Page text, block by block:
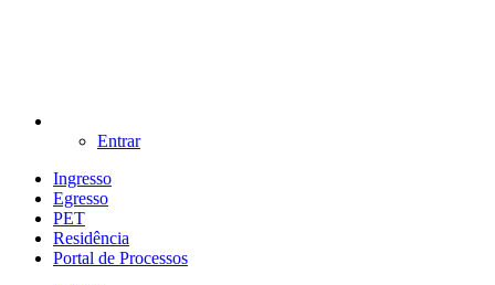
Entrar
Ingresso
Egresso
PET
Residência
Portal de Processos